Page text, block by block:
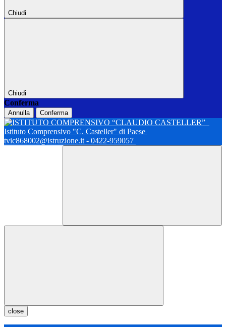
Chiudi
Chiudi
Conferma
Annulla Conferma
Istituto Comprensivo "C. Casteller" di Paese
tvic868002@istruzione.it - 0422-959057
close